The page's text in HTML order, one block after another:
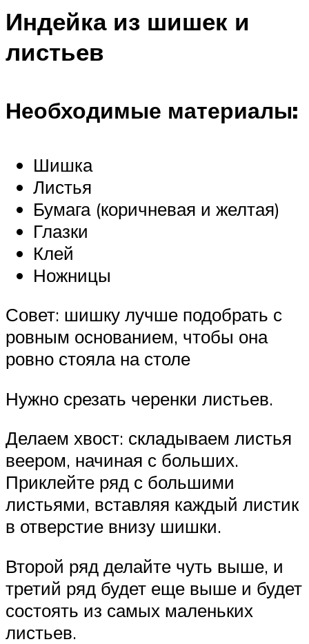
Индейка из шишек и
листьев
Необходимые материалы:
Шишка
Листья
Бумага (коричневая и желтая)
Глазки
Клей
Ножницы
Совет: шишку лучше подобрать с
ровным основанием, чтобы она
ровно стояла на столе
Нужно срезать черенки листьев.
Делаем хвост: складываем листья
веером, начиная с больших.
Приклейте ряд с большими
листьями, вставляя каждый листик
в отверстие внизу шишки.
Второй ряд делайте чуть выше, и
третий ряд будет еще выше и будет
состоять из самых маленьких
листьев.